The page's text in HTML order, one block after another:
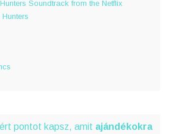
Soundtrack from the Netflix
pontot kapsz, amit ajándékokra